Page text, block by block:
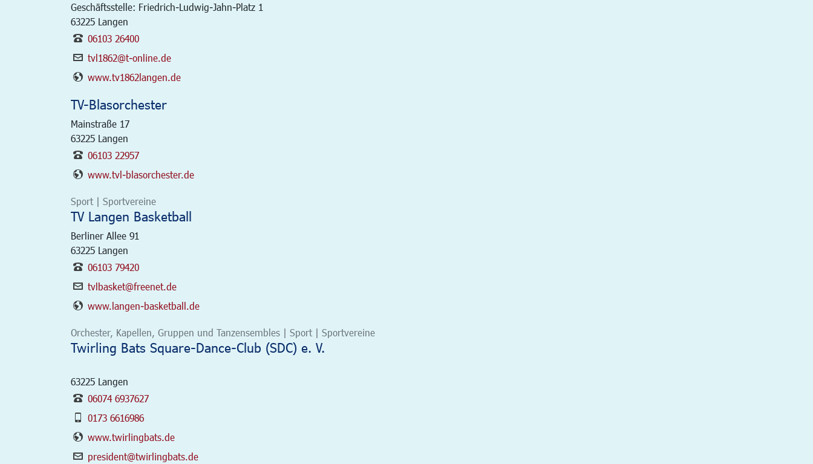
Geschäftsstelle: Friedrich-Ludwig-Jahn-Platz 1
63225 Langen
06103 26400
tvl1862@t-online.de
www.tv1862langen.de
TV-Blasorchester
Mainstraße 17
63225 Langen
06103 22957
www.tvl-blasorchester.de
Sport | Sportvereine
TV Langen Basketball
Berliner Allee 91
63225 Langen
06103 79420
tvlbasket@freenet.de
www.langen-basketball.de
Orchester, Kapellen, Gruppen und Tanzensembles | Sport | Sportvereine
Twirling Bats Square-Dance-Club (SDC) e. V.
63225 Langen
06074 6937627
0173 6616986
www.twirlingbats.de
president@twirlingbats.de